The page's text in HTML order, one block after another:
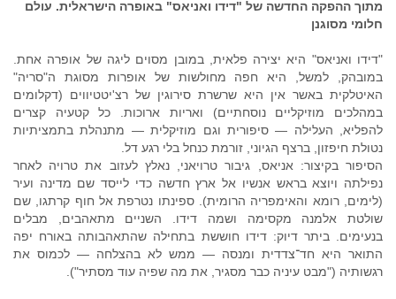
מתוך ההפקה החדשה של "דידו ואניאס" באופרה הישראלית. עולם
חלומי מסוגנן
"דידו ואניאס" היא יצירה פלאית, במובן מסוים ליגה של אופרה אחת.
במובהק, למשל, היא חפה מחולשות של אופרות מסוגת ה"סריה"
האיטלקית באשר אין היא שרשרת סירוגין של רצ'יטטיווים (דקלומים
במהלכים מוזיקליים נוסחתיים) ואריות ארוכות. כל קטעיה קצרים
להפליא, העלילה — סיפורית וגם מוזיקלית — מתנהלת בתמציתיות
נטולת חיפזון, ברצף הגיוני, זורמת כנחל בלי רגע דל.
הסיפור בקיצור: אניאס, גיבור טרויאני, נאלץ לעזוב את טרויה לאחר
נפילתה ויוצא בראש אנשיו אל ארץ חדשה כדי לייסד שם מדינה ועיר
(לימים, רומא והאימפריה הרומית). ספינתו נטרפת אל חוף קרתגו, שם
שולטת אלמנה מקסימה ושמה דידו. השניים מתאהבים, מבלים
בנעימים. ביתר דיוק: דידו חוששת בתחילה שהתאהבותה באורח יפה
התואר היא חד־צדדית ומנסה — ממש לא בהצלחה — לכמוס את
רגשותיה ("מבט עיניה כבר מסגיר, את מה שפיה עוד מסתיר").